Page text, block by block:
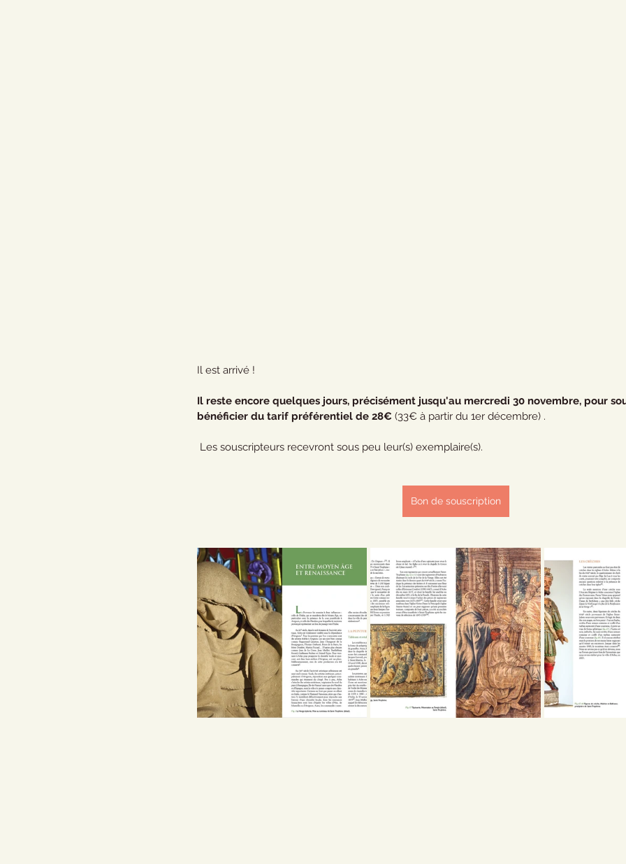
Il est arrivé !
Il reste encore quelques jours, précisément jusqu'au mercredi 30 novembre, pour
bénéficier du tarif préférentiel de 28€ (33€ à partir du 1er décembre) .
Les souscripteurs recevront sous peu leur(s) exemplaire(s).
Bon de souscription